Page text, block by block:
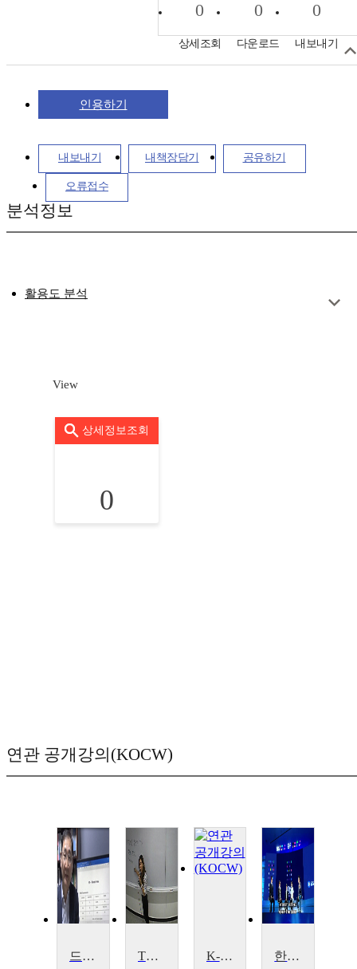
0
상세조회
0
다운로드
0
내보내기
인용하기
내보내기 내책장담기 공유하기
오류접수
분석정보
활용도 분석
View
상세정보조회
0
연관 공개강의(KOCW)
드라마 속의 주제들 TV 드라마 시나리오 작법 K-드라마 인물사 한류 드라마, 세계에 通하다